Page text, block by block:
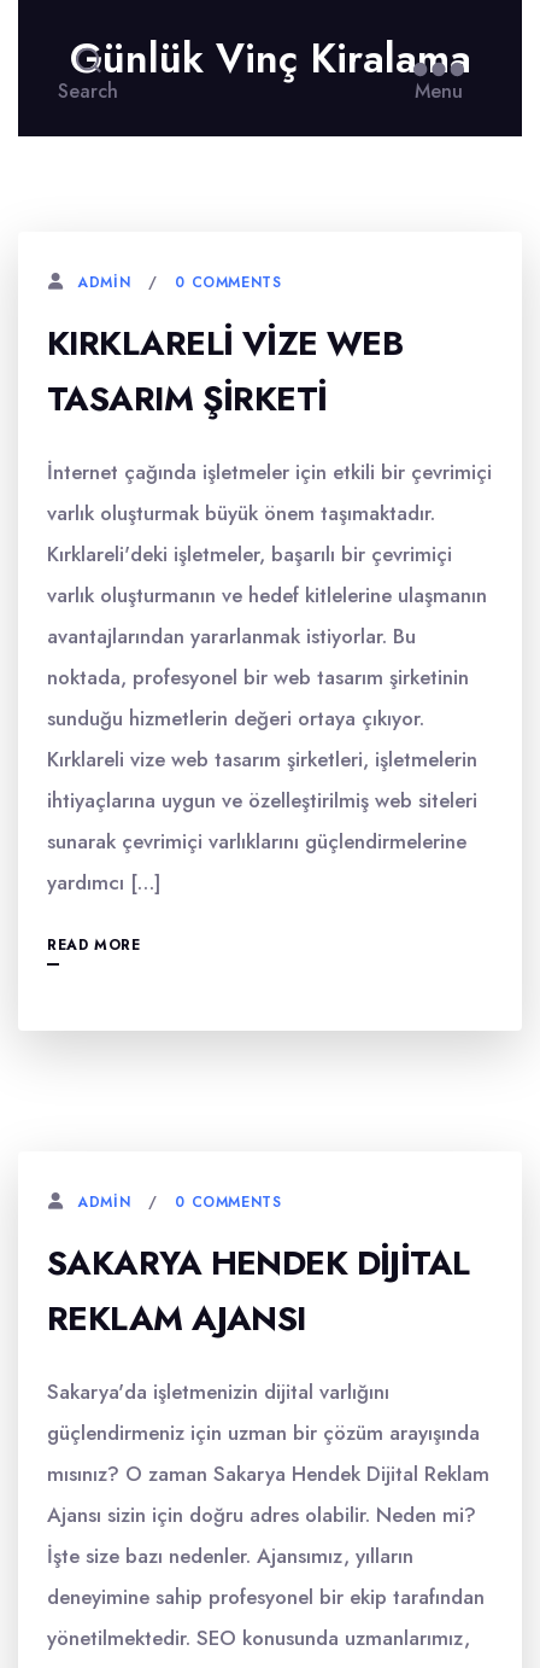
Search
Günlük Vinç Kiralama
Menu
ADMIN 0 COMMENTS
KIRKLARELI VIZE WEB
TASARIM ŞIRKETI
İnternet çağında işletmeler için etkili bir çevrimiçi
varlık oluşturmak büyük önem taşımaktadır.
Kırklareli'deki işletmeler, başarılı bir çevrimiçi
varlık oluşturmanın ve hedef kitlelerine ulaşmanın
avantajlarından yararlanmak istiyorlar. Bu
noktada, profesyonel bir web tasarım şirketinin
sunduğu hizmetlerin değeri ortaya çıkıyor.
Kırklareli vize web tasarım şirketleri, işletmelerin
ihtiyaçlarına uygun ve özelleştirilmiş web siteleri
sunarak çevrimiçi varlıklarını güçlendirmelerine
yardımcı […]
READ MORE
ADMIN 0 COMMENTS
SAKARYA HENDEK DIJITAL
REKLAM AJANSI
Sakarya'da işletmenizin dijital varlığını
güçlendirmeniz için uzman bir çözüm arayışında
mısınız? O zaman Sakarya Hendek Dijital Reklam
Ajansı sizin için doğru adres olabilir. Neden mi?
İşte size bazı nedenler. Ajansımız, yılların
deneyimine sahip profesyonel bir ekip tarafından
yönetilmektedir. SEO konusunda uzmanlarımız,